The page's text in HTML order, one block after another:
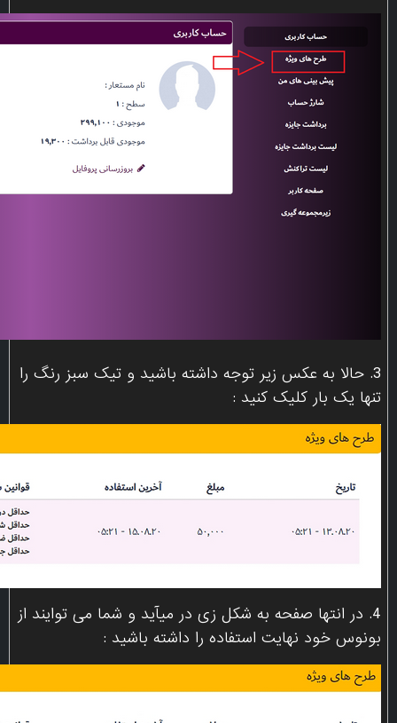
3. حالا به عکس زیر توجه داشته باشید و تیک سبز رنگ را
تنها یک بار کلیک کنید :
4. در انتها صفحه به شکل زی در میآید و شما می توایند از
بونوس خود نهایت استفاده را داشته باشید :